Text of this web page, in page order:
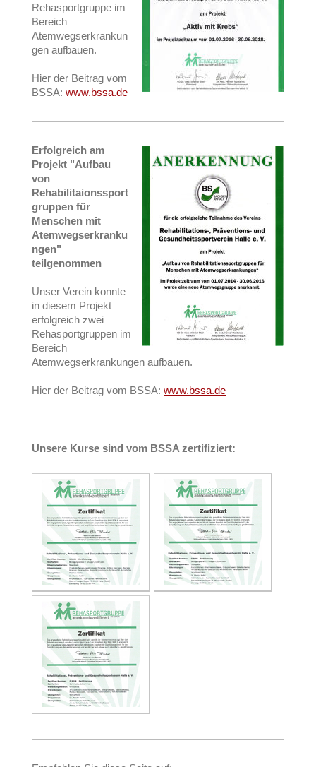
Rehasportgruppe im
Bereich
Atemwegserkrankun
gen aufbauen.
Hier der Beitrag vom
BSSA: www.bssa.de
Erfolgreich am
Projekt "Aufbau
von
Rehabilitaionssport
gruppen für
Menschen mit
Atemwegserkranku
ngen"
teilgenommen
Unser Verein konnte
in diesem Projekt
erfolgreich zwei
Rehasportgruppen im
Bereich
Atemwegserkrankungen aufbauen.
Hier der Beitrag vom BSSA: www.bssa.de
Unsere Kurse sind vom BSSA zertifiziert: